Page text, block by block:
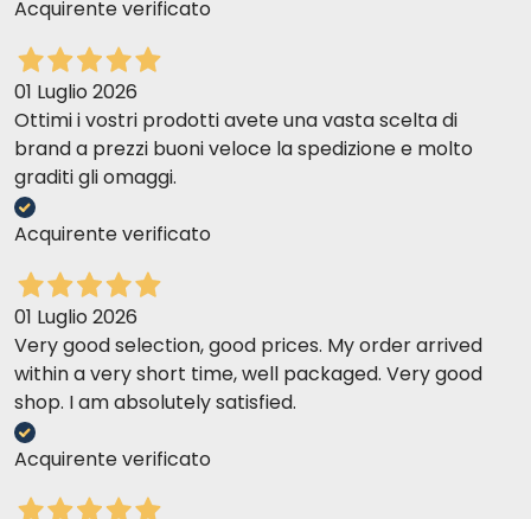
Acquirente verificato
01 Luglio 2026
Ottimi i vostri prodotti avete una vasta scelta di
brand a prezzi buoni veloce la spedizione e molto
graditi gli omaggi.
Acquirente verificato
01 Luglio 2026
Very good selection, good prices. My order arrived
within a very short time, well packaged. Very good
shop. I am absolutely satisfied.
Acquirente verificato